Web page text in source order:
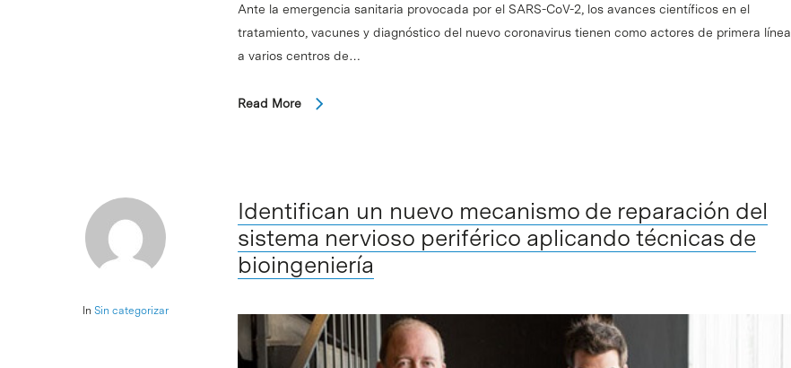
Ante la emergencia sanitaria provocada por el SARS-CoV-2, los avances científicos en el
tratamiento, vacunes y diagnóstico del nuevo coronavirus tienen como actores de primera línea
a varios centros de…
Read More
In Sin categorizar
Identifican un nuevo mecanismo de reparación del
sistema nervioso periférico aplicando técnicas de
bioingeniería